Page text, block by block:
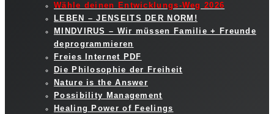
Wähle deinen Entwicklungs-Weg 2026
LEBEN – JENSEITS DER NORM!
MINDVIRUS – Wir müssen Familie + Freunde
deprogrammieren
Freies Internet PDF
Die Philosophie der Freiheit
Nature is the Answer
Possibility Management
Healing Power of Feelings